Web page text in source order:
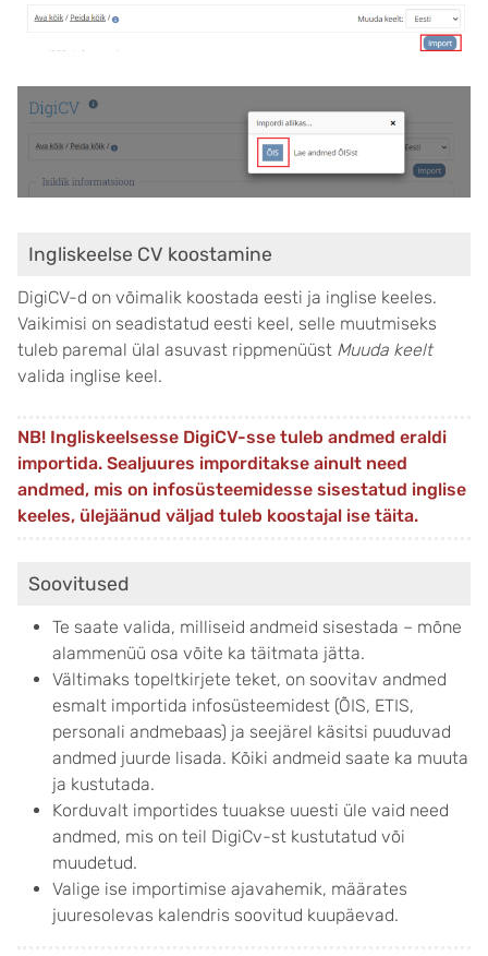
Ingliskeelse CV koostamine
DigiCV-d on võimalik koostada eesti ja inglise keeles.
Vaikimisi on seadistatud eesti keel, selle muutmiseks
tuleb paremal ülal asuvast rippmenüüst Muuda keelt
valida inglise keel.
NB! Ingliskeelsesse DigiCV-sse tuleb andmed eraldi
importida. Sealjuures imporditakse ainult need
andmed, mis on infosüsteemidesse sisestatud inglise
keeles, ülejäänud väljad tuleb koostajal ise täita.
Soovitused
Te saate valida, milliseid andmeid sisestada – mõne
alammenüü osa võite ka täitmata jätta.
Vältimaks topeltkirjete teket, on soovitav andmed
esmalt importida infosüsteemidest (ÕIS, ETIS,
personali andmebaas) ja seejärel käsitsi puuduvad
andmed juurde lisada. Kõiki andmeid saate ka muuta
ja kustutada.
Korduvalt importides tuuakse uuesti üle vaid need
andmed, mis on teil DigiCv-st kustutatud või
muudetud.
Valige ise importimise ajavahemik, määrates
juuresolevas kalendris soovitud kuupäevad.